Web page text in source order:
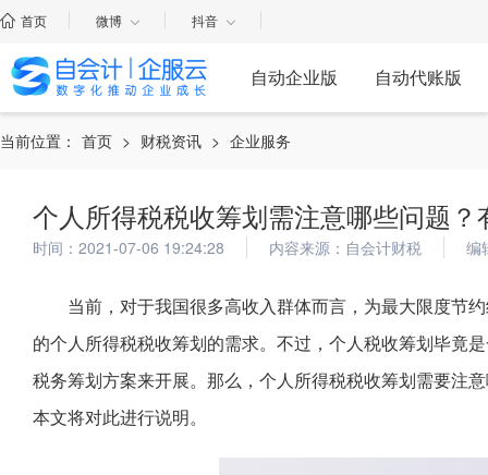
首页 微博 抖音
自动企业版 自动代账版
当前位置： 首页 > 财税资讯 > 企业服务
个人所得税税收筹划需注意哪些问题？
时间：2021-07-06 19:24:28 内容来源：自会计财税 编
当前，对于我国很多高收入群体而言，为最大限度节
的个人所得税税收筹划的需求。不过，个人税收筹划毕竟
税务筹划方案来开展。那么，个人所得税税收筹划需要注
本文将对此进行说明。